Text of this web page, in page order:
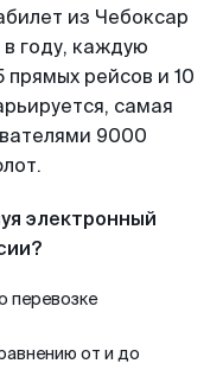
из Чебоксар
году, каждую
рейсов и 10
самая
9000
электронный
перевозке
от и до